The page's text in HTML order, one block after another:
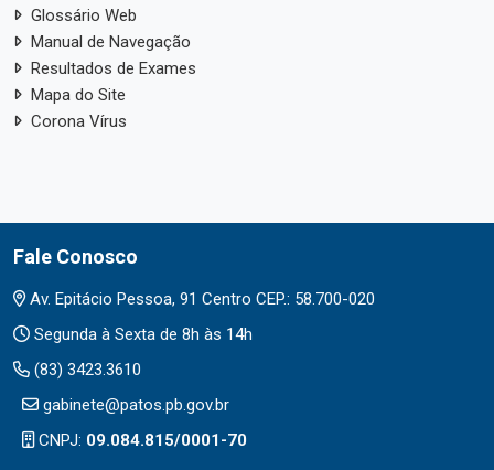
Glossário Web
Manual de Navegação
Resultados de Exames
Mapa do Site
Corona Vírus
Fale Conosco
Av. Epitácio Pessoa, 91 Centro CEP.: 58.700-020
Segunda à Sexta de 8h às 14h
(83) 3423.3610
gabinete@patos.pb.gov.br
CNPJ: 09.084.815/0001-70